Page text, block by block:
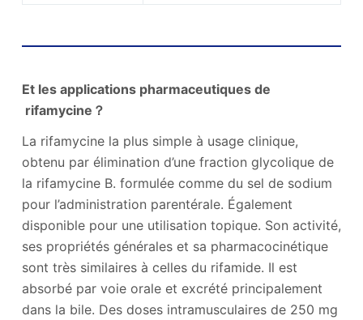
Et les applications pharmaceutiques de
rifamycine？
La rifamycine la plus simple à usage clinique,
obtenu par élimination d’une fraction glycolique de
la rifamycine B. formulée comme du sel de sodium
pour l’administration parentérale. Également
disponible pour une utilisation topique. Son activité,
ses propriétés générales et sa pharmacocinétique
sont très similaires à celles du rifamide. Il est
absorbé par voie orale et excrété principalement
dans la bile. Des doses intramusculaires de 250 mg